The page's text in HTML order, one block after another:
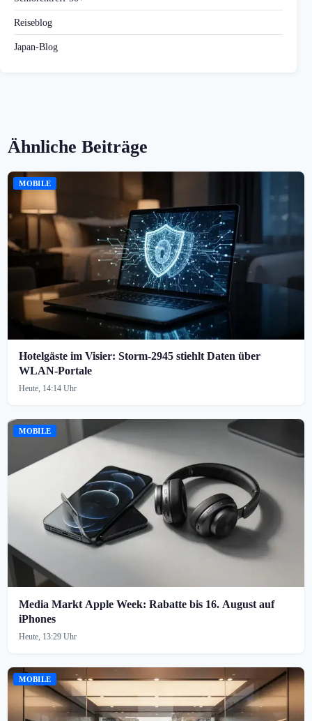
Reiseblog
Japan-Blog
Ähnliche Beiträge
MOBILE
Hotelgäste im Visier: Storm-2945 stiehlt Daten über
WLAN-Portale
Heute, 14:14 Uhr
MOBILE
Media Markt Apple Week: Rabatte bis 16. August auf
iPhones
Heute, 13:29 Uhr
MOBILE